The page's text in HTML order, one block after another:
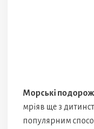
Морські
мріяв ще з
популярним